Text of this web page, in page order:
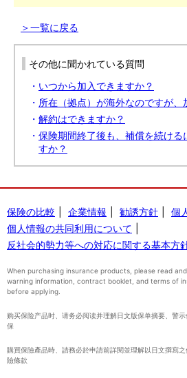
＞一覧に戻る
その他に聞かれている質問
いつから加入できますか？
所在（拠点）が海外なのですが、
解約はできますか？
保険期間終了後も、補償を続ける
すか？
保険の比較 企業情報 勧誘方針
個
個人情報の共同利用について
反社会的勢力等への対応に関する基本方
When purchasing insurance products, please read
warning information, contract booklet, and terms of
before applying.
购买保险产品时、请务必阅读并理解日文版保单摘要、警
保
購買保險產品時、請務必於申請前詳閱並理解以日文撰寫
險條款